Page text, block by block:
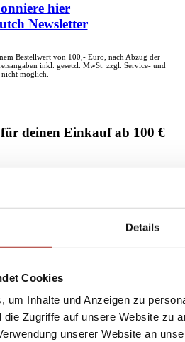
Details
Cookies
um Inhalte und Anzeigen zu
die Zugriffe auf unsere Website zu
unserer Website an
hier
Newsletter
Bestellwert von 100,- Euro, nach Abzug der
inkl. gesetzl. MwSt. zzgl. Service- und
möglich.
deinen Einkauf ab 100 €